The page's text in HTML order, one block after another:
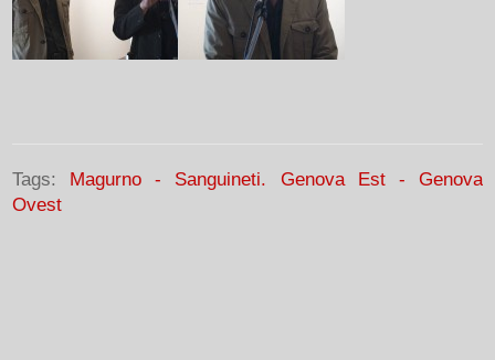
Tags: Magurno - Sanguineti. Genova Est - Genova
Ovest